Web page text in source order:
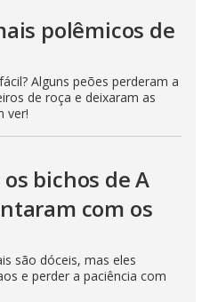
polêmicos de
Alguns peões perderam a
de roça e deixaram as
ver!
bichos de A
com os
são dóceis, mas eles
e perder a paciência com